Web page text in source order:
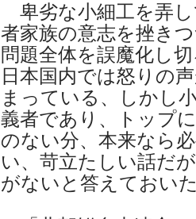
卑劣な小細工を弄
者家族の意志を挫き
問題全体を誤魔化し
日本国内では怒りの
まっている、しかし
義者であり、トップ
のない分、本来なら
い、苛立たしい話だ
がないと答えておい